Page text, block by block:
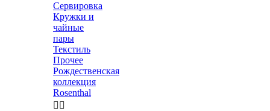
Сервировка
Кружки и
чайные
пары
Текстиль
Прочее
Рождественская
коллекция
Rosenthal
 